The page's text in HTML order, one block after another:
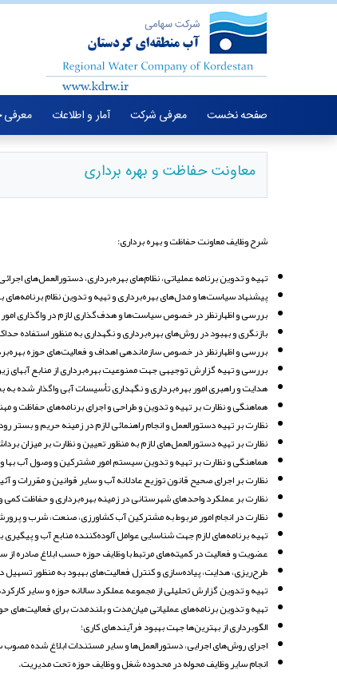
صفحه نخست معرفی شرکت آمار و اطلاعات
معاونت حفاظت و بهره برداری
شرح وظایف معاونت حفاظت و بهره برداری:
تهیه و تدوین برنامه عملیاتی، نظام‌های بهره‌برداری، دستورالعمل‌های
پیشنهاد سیاست‌ها و مدل‌های بهره‌برداری و تهیه و تدوین نظام
بررسی و اظهارنظر در خصوص سیاست‌ها و هدف‌گذاری لازم در واگذاری
بازنگری و بهبود در روش‌های بهره‌برداری و نگهداری به منظور استفاده
بررسی و اظهارنظر در خصوص سازماندهی اهداف و فعالیت‌های حوزه
بررسی و تهیه گزارش توجیهی جهت ممنوعیت بهره‌برداری از منابع آبهای
هدایت و راهبری امور بهره‌برداری و نگهداری تأسیسات آبی واگذار شده
هماهنگی و نظارت بر تهیه و تدوین و طراحی و اجرای برنامه‌های حفاظت و
نظارت بر تهیه دستورالعمل و انجام راهنمائی لازم در زمینه حریم و بستر
نظارت بر تهیه دستورالعمل‌های لازم به منظور تعیین و نظارت بر میزان
هماهنگی و نظارت بر تهیه و تدوین سیستم امور مشترکین و وصول آب بها
نظارت بر اجرای صحیح قانون توزیع عادلانه آب و سایر قوانین و مقررات و
نظارت بر عملکرد واحدهای شهرستانی در زمینه بهره‌برداری و حفاظت کمی
نظارت در انجام امور مربوط به مشترکین آب کشاورزی، صنعت، شرب و
تهیه برنامه‌های لازم جهت شناسایی عوامل آلوده‌کننده منابع آب و
عضویت و فعالیت در کمیته‌های مرتبط با وظایف حوزه حسب ابلاغ صادره از
طرح‌ریزی، هدایت، پیاده‌سازی و کنترل فعالیت‌های بهبود به منظور تسهیل
تهیه و تدوین گزارش تحلیلی از مجموعه عملکرد سالانه حوزه و سایر
تهیه‌ و تدوین برنامه‌های عملیاتی میان‌مدت و بلندمدت برای
الگوبرداری از بهترین‌ها جهت بهبود فرآیندهای کاری؛
اجرای روش‌های اجرایی، دستورالعمل‌ها و سایر مستندات ابلاغ شده مصوب
انجام سایر وظایف محوله در محدوده شغل و وظایف حوزه تحت مدیریت.